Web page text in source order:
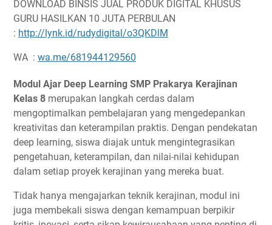
DOWNLOAD BINSIS JUAL PRODUK DIGITAL KHUSUS
GURU HASILKAN 10 JUTA PERBULAN
: http://lynk.id/rudydigital/o3QKDlM
WA : wa.me/681944129560
Modul Ajar Deep Learning SMP Prakarya Kerajinan
Kelas 8 merupakan langkah cerdas dalam
mengoptimalkan pembelajaran yang mengedepankan
kreativitas dan keterampilan praktis. Dengan pendekatan
deep learning, siswa diajak untuk mengintegrasikan
pengetahuan, keterampilan, dan nilai-nilai kehidupan
dalam setiap proyek kerajinan yang mereka buat.
Tidak hanya mengajarkan teknik kerajinan, modul ini
juga membekali siswa dengan kemampuan berpikir